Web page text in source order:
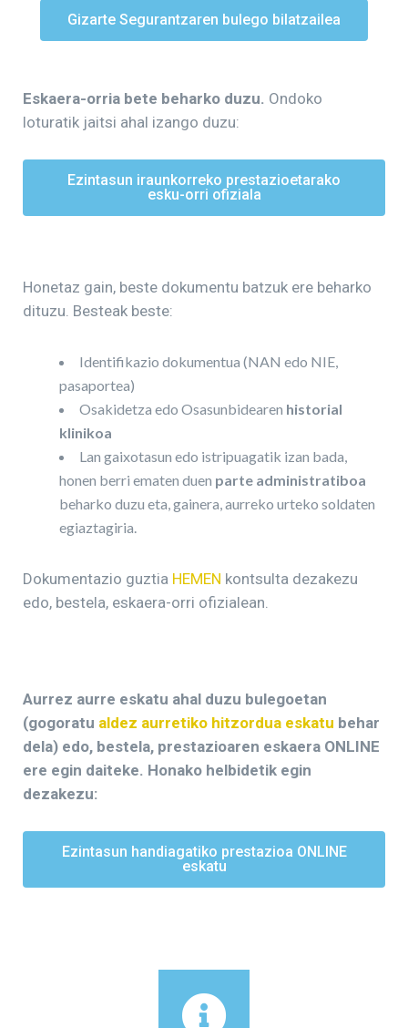
Gizarte Segurantzaren bulego bilatzailea
Eskaera-orria bete beharko duzu. Ondoko
loturatik jaitsi ahal izango duzu:
Ezintasun iraunkorreko prestazioetarako
esku-orri ofiziala
Honetaz gain, beste dokumentu batzuk ere beharko
dituzu. Besteak beste:
Identifikazio dokumentua (NAN edo NIE,
pasaportea)
Osakidetza edo Osasunbidearen historial
klinikoa
Lan gaixotasun edo istripuagatik izan bada,
honen berri ematen duen parte administratiboa
beharko duzu eta, gainera, aurreko urteko soldaten
egiaztagiria.
Dokumentazio guztia HEMEN kontsulta dezakezu
edo, bestela, eskaera-orri ofizialean.
Aurrez aurre eskatu ahal duzu bulegoetan
(gogoratu aldez aurretiko hitzordua eskatu behar
dela) edo, bestela, prestazioaren eskaera ONLINE
ere egin daiteke. Honako helbidetik egin
dezakezu:
Ezintasun handiagatiko prestazioa ONLINE
eskatu